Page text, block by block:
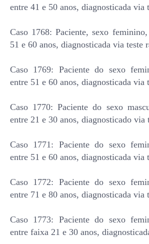
entre 41 e 50 anos, diagnosticada via
Caso 1768: Paciente, sexo
51 e 60 anos, diagnosticada via teste
Caso 1769: Paciente do sexo
entre 51 e 60 anos, diagnosticada via
Caso 1770: Paciente do sexo
entre 21 e 30 anos, diagnosticado via
Caso 1771: Paciente do sexo
entre 51 e 60 anos, diagnosticada via
Caso 1772: Paciente do sexo
entre 71 e 80 anos, diagnosticada via
Caso 1773: Paciente do sexo
entre faixa 21 e 30 anos,